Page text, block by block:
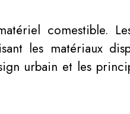
comestible.
les matériaux
urbain et les